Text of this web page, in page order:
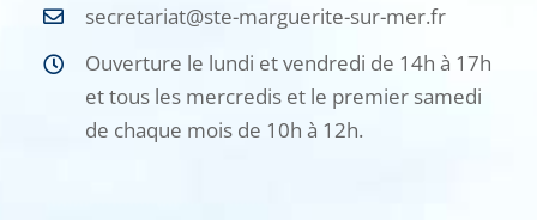
secretariat@ste-marguerite-sur-mer.fr
Ouverture le lundi et vendredi de 14h à 17h
et tous les mercredis et le premier samedi
de chaque mois de 10h à 12h.